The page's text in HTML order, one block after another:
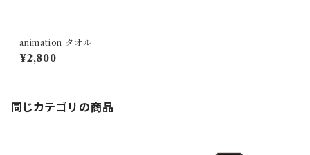
animation タオル
¥2,800
同じカテゴリの商品